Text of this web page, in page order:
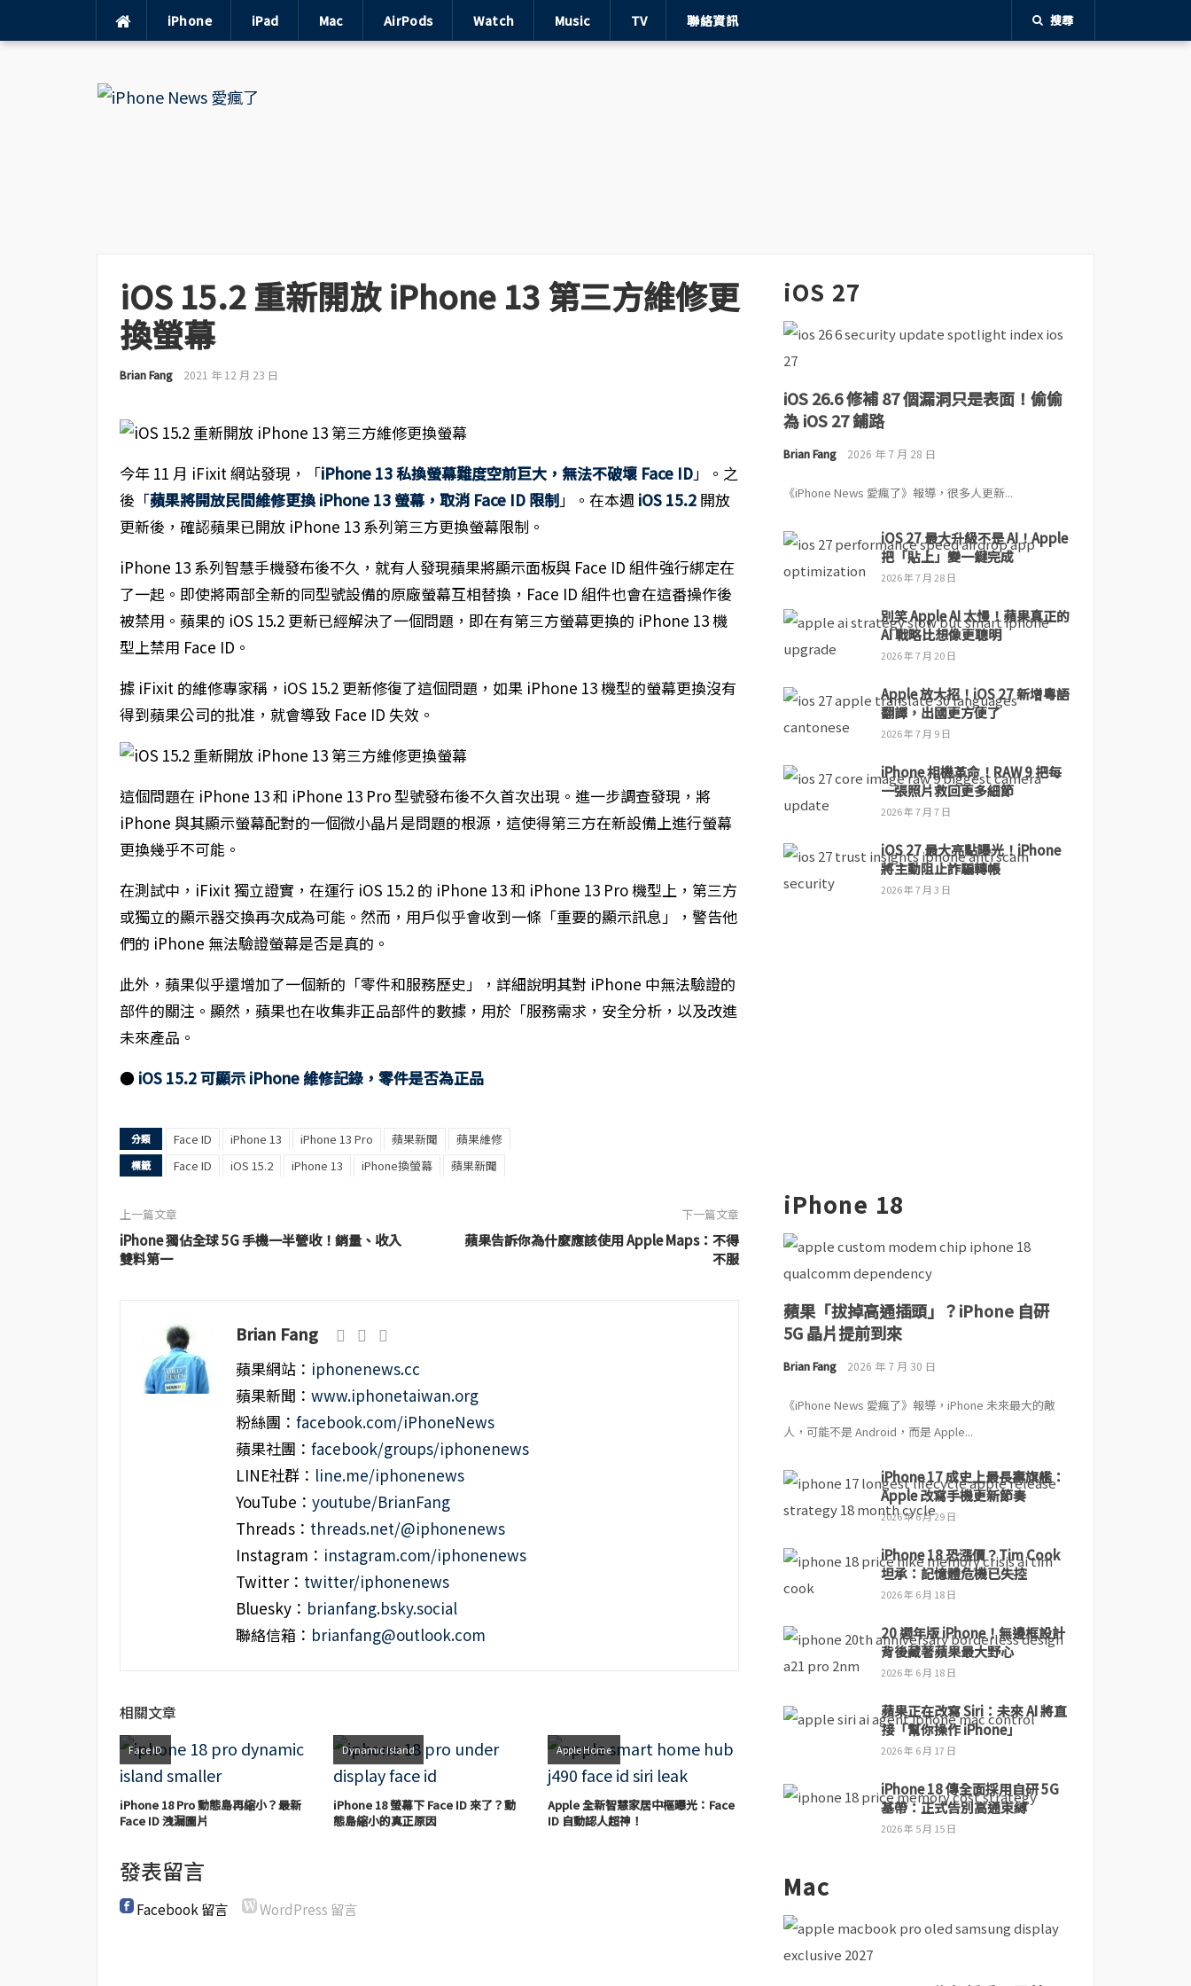
iPhone iPad Mac AirPods Watch Music TV 聯絡資訊 搜尋
iOS 15.2 重新開放 iPhone 13 第三方維修更
換螢幕
Brian Fang 2021 年 12 月 23 日
今年 11 月 iFixit 網站發現，「iPhone 13 私換螢幕難度空前巨大，無法不破壞 Face ID」。之
後「蘋果將開放民間維修更換 iPhone 13 螢幕，取消 Face ID 限制」。在本週 iOS 15.2開放
更新後，確認蘋果已開放 iPhone 13 系列第三方更換螢幕限制。
iPhone 13 系列智慧手機發布後不久，就有人發現蘋果將顯示面板與 Face ID 組件強行綁定在
了一起。即使將兩部全新的同型號設備的原廠螢幕互相替換，Face ID 組件也會在這番操作後
被禁用。蘋果的 iOS 15.2 更新已經解決了一個問題，即在有第三方螢幕更換的 iPhone 13 機
型上禁用 Face ID。
據 iFixit 的維修專家稱，iOS 15.2 更新修復了這個問題，如果 iPhone 13 機型的螢幕更換沒有
得到蘋果公司的批准，就會導致 Face ID 失效。
這個問題在 iPhone 13 和 iPhone 13 Pro 型號發布後不久首次出現。進一步調查發現，將
iPhone 與其顯示螢幕配對的一個微小晶片是問題的根源，這使得第三方在新設備上進行螢幕
更換幾乎不可能。
在測試中，iFixit 獨立證實，在運行 iOS 15.2 的 iPhone 13 和 iPhone 13 Pro 機型上，第三方
或獨立的顯示器交換再次成為可能。然而，用戶似乎會收到一條「重要的顯示訊息」，警告他
們的 iPhone 無法驗證螢幕是否是真的。
此外，蘋果似乎還增加了一個新的「零件和服務歷史」，詳細說明其對 iPhone 中無法驗證的
部件的關注。顯然，蘋果也在收集非正品部件的數據，用於「服務需求，安全分析，以及改進
未來產品。
● iOS 15.2 可顯示 iPhone 維修記錄，零件是否為正品
分類 Face ID iPhone 13 iPhone 13 Pro 蘋果新聞 蘋果維修
標籤 Face ID iOS 15.2 iPhone 13 iPhone換螢幕 蘋果新聞
上一篇文章
iPhone 獨佔全球 5G 手機一半營收！銷量、收入
雙料第一
下一篇文章
蘋果告訴你為什麼應該使用 Apple Maps：不得
不服
Brian Fang
蘋果網站： iphonenews.cc
蘋果新聞： www.iphonetaiwan.org
粉絲團： facebook.com/iPhoneNews
蘋果社團： facebook/groups/iphonenews
LINE社群： line.me/iphonenews
YouTube： youtube/BrianFang
Threads： threads.net/@iphonenews
Instagram： instagram.com/iphonenews
Twitter： twitter/iphonenews
Bluesky： brianfang.bsky.social
聯絡信箱： brianfang@outlook.com
相關文章
Face ID
iPhone 18 Pro 動態島再縮小？最新
Face ID 洩漏圖片
Dynamic Island
iPhone 18 螢幕下 Face ID 來了？動
態島縮小的真正原因
Apple Home
Apple 全新智慧家居中樞曝光：Face
ID 自動認人超神！
發表留言
Facebook 留言 WordPress 留言
iOS 27
iOS 26.6 修補 87 個漏洞只是表面！偷偷
為 iOS 27 鋪路
Brian Fang 2026 年 7 月 28 日
《iPhone News 愛瘋了》報導，很多人更新...
iOS 27 最大升級不是 AI！Apple
把「貼上」變一鍵完成
2026 年 7 月 28 日
別笑 Apple AI 太慢！蘋果真正的
AI 戰略比想像更聰明
2026 年 7 月 20 日
Apple 放大招！iOS 27 新增粵語
翻譯，出國更方便了
2026 年 7 月 9 日
iPhone 相機革命！RAW 9 把每
一張照片救回更多細節
2026 年 7 月 7 日
iOS 27 最大亮點曝光！iPhone
將主動阻止詐騙轉帳
2026 年 7 月 3 日
iPhone 18
蘋果「拔掉高通插頭」？iPhone 自研
5G 晶片提前到來
Brian Fang 2026 年 7 月 30 日
《iPhone News 愛瘋了》報導，iPhone 未來最大的敵
人，可能不是 Android，而是 Apple...
iPhone 17 成史上最長壽旗艦：
Apple 改寫手機更新節奏
2026 年 6 月 29 日
iPhone 18 恐漲價？Tim Cook
坦承：記憶體危機已失控
2026 年 6 月 18 日
20 週年版 iPhone！無邊框設計
背後藏著蘋果最大野心
2026 年 6 月 18 日
蘋果正在改寫 Siri：未來 AI 將直
接「幫你操作 iPhone」
2026 年 6 月 17 日
iPhone 18 傳全面採用自研 5G
基帶：正式告別高通束縛
2026 年 5 月 15 日
Mac